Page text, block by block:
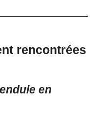
rencontrées
en